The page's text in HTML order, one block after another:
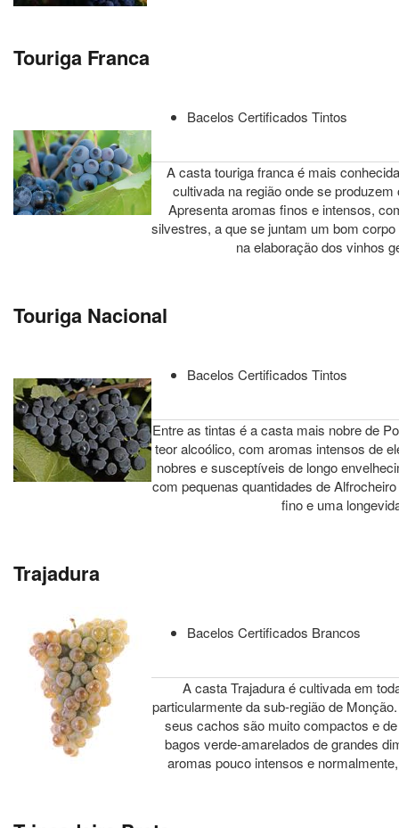
Touriga Franca
Bacelos Certificados Tintos
A casta touriga franca é mais
cultivada na região onde se
Apresenta aromas finos e intensos,
silvestres, a que se juntam um bom
na elaboração dos vinhos
Touriga Nacional
Bacelos Certificados Tintos
Entre as tintas é a casta mais nobre de
teor alcoólico, com aromas intensos de
nobres e susceptíveis de longo
com pequenas quantidades de
fino e uma
Trajadura
Bacelos Certificados Brancos
A casta Trajadura é cultivada em
particularmente da sub-região de
seus cachos são muito compactos e
bagos verde-amarelados de grandes
aromas pouco intensos e